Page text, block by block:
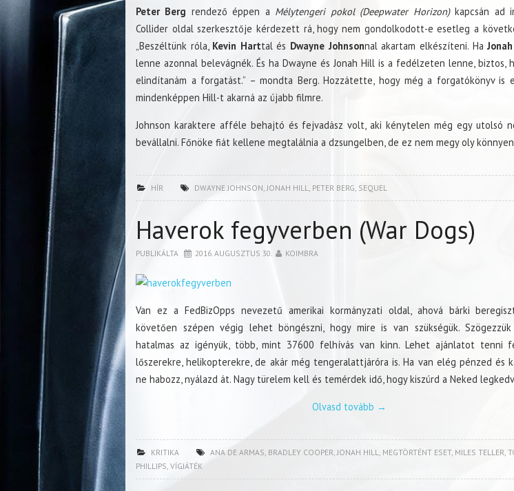
Peter Berg rendező éppen a Mélytengeri pokol (Deepwater Horizon)kapcsán ad
Collider oldal szerkesztője kérdezett rá, hogy nem gondolkodott-e esetleg a
„Beszéltünk róla, Kevin Harttal és Dwayne Johnsonnal akartam elkészíteni. Ha
lenne azonnal belevágnék. És ha Dwayne és Jonah Hill is a fedélzeten lenne, biztos,
elindítanám a forgatást.” – mondta Berg. Hozzátette, hogy még a forgatókönyv is
mindenképpen Hill-t akarná az újabb filmre.
Johnson karaktere afféle behajtó és fejvadász volt, aki kénytelen még egy utolsó
bevállalni. Főnöke fiát kellene megtalálnia a dzsungelben, de ez nem megy oly
HÍR DWAYNE JOHNSON,JONAH HILL, PETER BERG, SEQUEL
Haverok fegyverben (War Dogs)
PUBLIKÁLTA 2016. AUGUSZTUS 30. KOIMBRA
Van ez a FedBizOpps nevezetű amerikai kormányzati oldal, ahová bárki
követően szépen végig lehet böngészni, hogy mire is van szükségük.
hatalmas az igényük, több, mint 37600 felhívás van kinn. Lehet ajánlatot tenni
lőszerekre, helikopterekre, de akár még tengeralattjáróra is. Ha van elég pénzed és
ne habozz, nyálazd át. Nagy türelem kell és temérdek idő, hogy kiszúrd a Neked
Olvasd tovább →
KRITIKA ANA DE ARMAS, BRADLEY COOPER,JONAH HILL, MEGTÖRTÉNT ESET, MILES TELLER,
PHILLIPS, VÍGJÁTÉK